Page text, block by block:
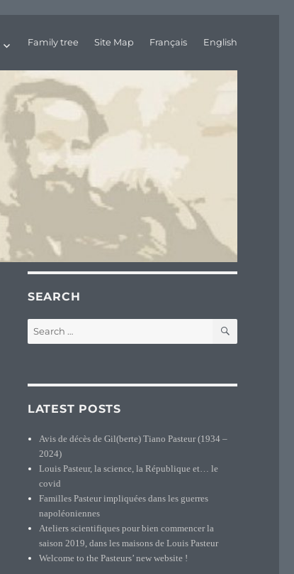
Family tree Site Map Français English
SEARCH
for:
SEARCH
LATEST POSTS
Avis de décès de Gil(berte) Tiano Pasteur (1934 –
2024)
Louis Pasteur, la science, la République et… le
covid
Familles Pasteur impliquées dans les guerres
napoléoniennes
Ateliers scientifiques pour bien commencer la
saison 2019, dans les maisons de Louis Pasteur
Welcome to the Pasteurs’ new website !